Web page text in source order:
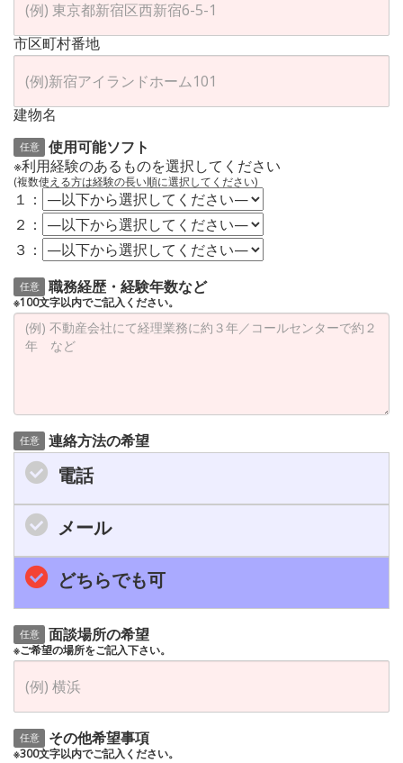
市区町村番地
建物名
任意
使用可能ソフト
※利用経験のあるものを選択してください
(複数使える方は経験の長い順に選択してください)
１：
２：
３：
任意 職務経歴・経験年数など
※100文字以内でご記入ください。
任意 連絡方法の希望
電話
メール
どちらでも可
任意 面談場所の希望
※ご希望の場所をご記入下さい。
任意 その他希望事項
※300文字以内でご記入ください。